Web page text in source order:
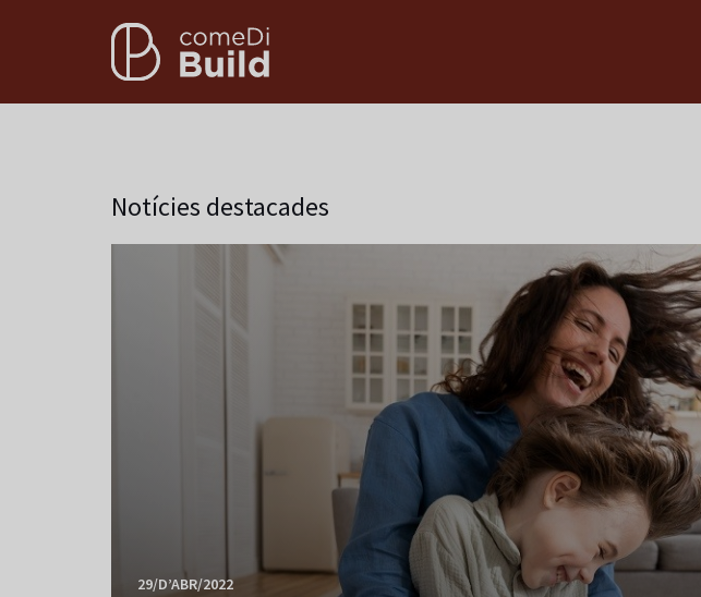
Notícies destacades
29/D’ABR/2022